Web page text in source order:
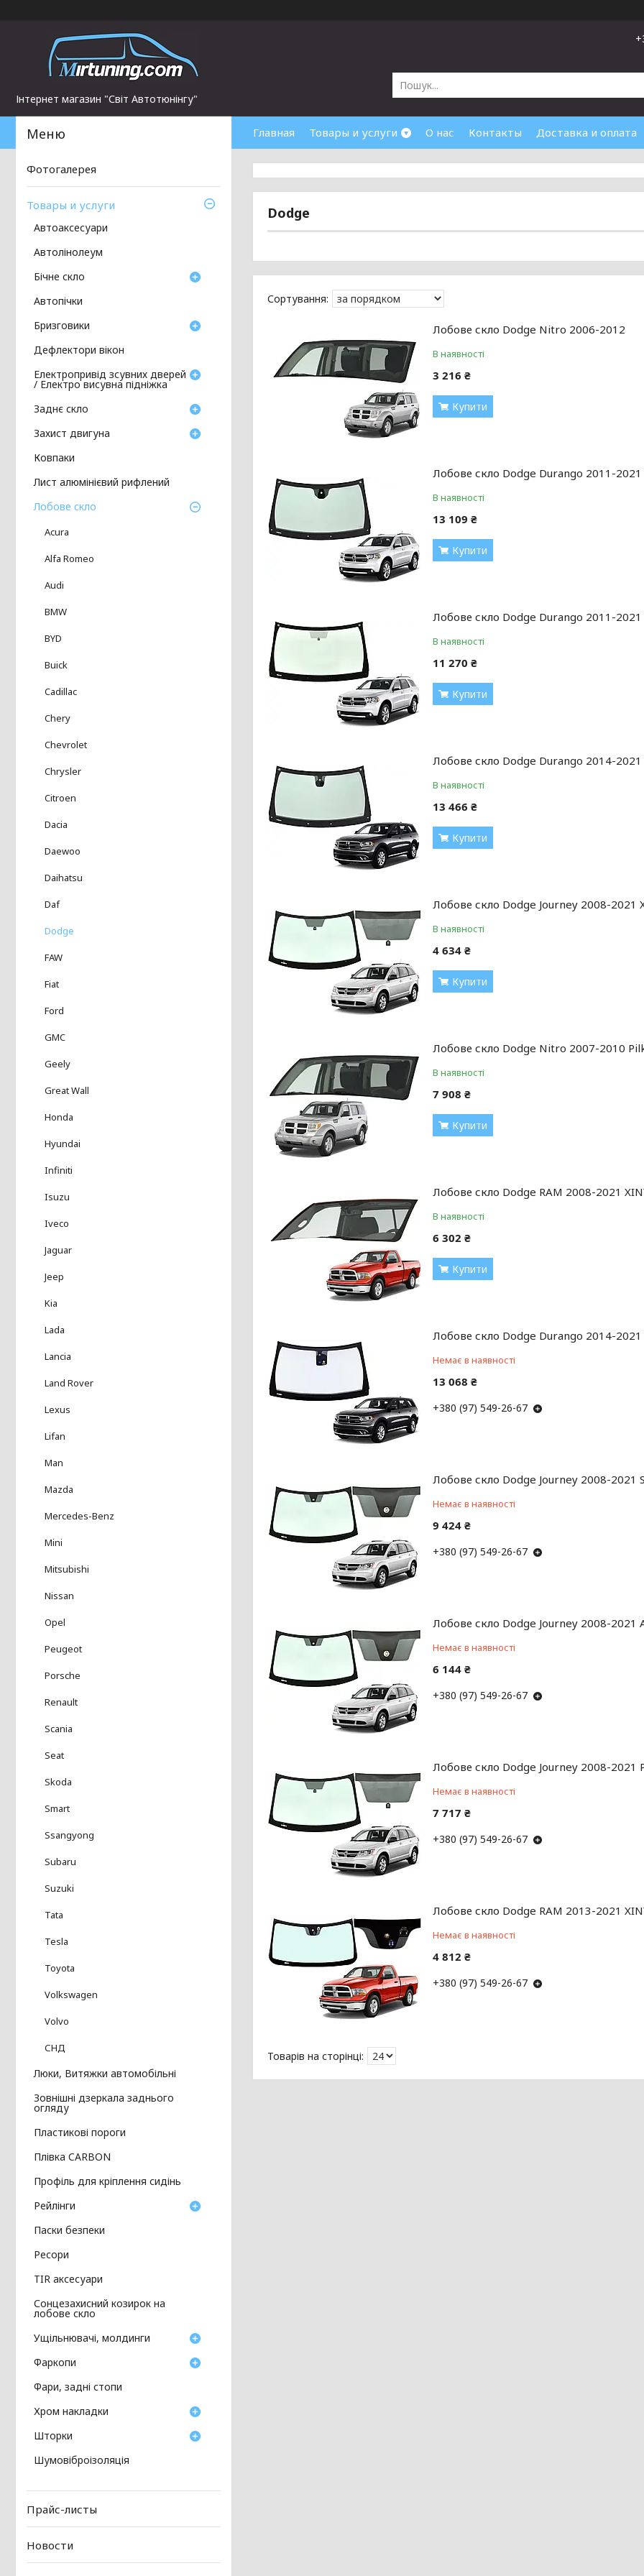
Інтернет магазин "Світ Автотюнінгу"
Главная Товары и услуги О нас Контакты Доставка и оплата
Dodge
Лобове скло Dodge Nitro 2006-2012
В наявності
3 216 ₴
Купити
Лобове скло Dodge Durango 2011-
В наявності
13 109 ₴
Купити
Лобове скло Dodge Durango 2011-
В наявності
11 270 ₴
Купити
Лобове скло Dodge Durango 2014-
В наявності
13 466 ₴
Купити
Лобове скло Dodge Journey 2008-2021
В наявності
4 634 ₴
Купити
Лобове скло Dodge Nitro 2007-2010
В наявності
7 908 ₴
Купити
Лобове скло Dodge RAM 2008-2021
В наявності
6 302 ₴
Купити
Лобове скло Dodge Durango 2014-
Немає в наявності
13 068 ₴
+380 (97) 549-26-67
Лобове скло Dodge Journey 2008-2021
Немає в наявності
9 424 ₴
+380 (97) 549-26-67
Лобове скло Dodge Journey 2008-2021
Немає в наявності
6 144 ₴
+380 (97) 549-26-67
Лобове скло Dodge Journey 2008-2021
Немає в наявності
7 717 ₴
+380 (97) 549-26-67
Лобове скло Dodge RAM 2013-2021
Немає в наявності
4 812 ₴
+380 (97) 549-26-67
Фотогалерея
Товары и услуги
Автоаксесуари
Автолінолеум
Бічне скло
Автопічки
Бризговики
Дефлектори вікон
Електропривід зсувних дверей
/ Електро висувна підніжка
Заднє скло
Захист двигуна
Ковпаки
Лист алюмінієвий рифлений
Лобове скло
Acura
Alfa Romeo
Audi
BMW
BYD
Buick
Cadillac
Chery
Chevrolet
Chrysler
Citroen
Dacia
Daewoo
Daihatsu
Daf
Dodge
FAW
Fiat
Ford
GMC
Geely
Great Wall
Honda
Hyundai
Infiniti
Isuzu
Iveco
Jaguar
Jeep
Kia
Lada
Lancia
Land Rover
Lexus
Lifan
Man
Mazda
Mercedes-Benz
Mini
Mitsubishi
Nissan
Opel
Peugeot
Porsche
Renault
Scania
Seat
Skoda
Smart
Ssangyong
Subaru
Suzuki
Tata
Tesla
Toyota
Volkswagen
Volvo
СНД
Люки, Витяжки автомобільні
Зовнішні дзеркала заднього
огляду
Пластикові пороги
Плівка CARBON
Профіль для кріплення сидінь
Рейлінги
Паски безпеки
Ресори
TIR аксесуари
Сонцезахисний козирок на
лобове скло
Ущільнювачі, молдинги
Фаркопи
Фари, задні стопи
Хром накладки
Шторки
Шумовіброізоляція
Прайс-листы
Новости